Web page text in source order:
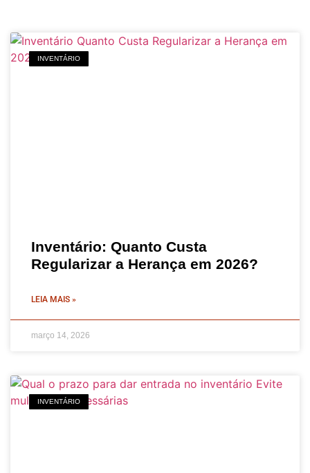
INVENTÁRIO
Inventário: Quanto Custa
Regularizar a Herança em 2026?
LEIA MAIS »
março 14, 2026
INVENTÁRIO